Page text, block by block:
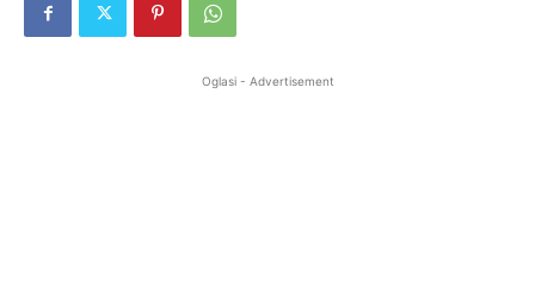
Oglasi - Advertisement